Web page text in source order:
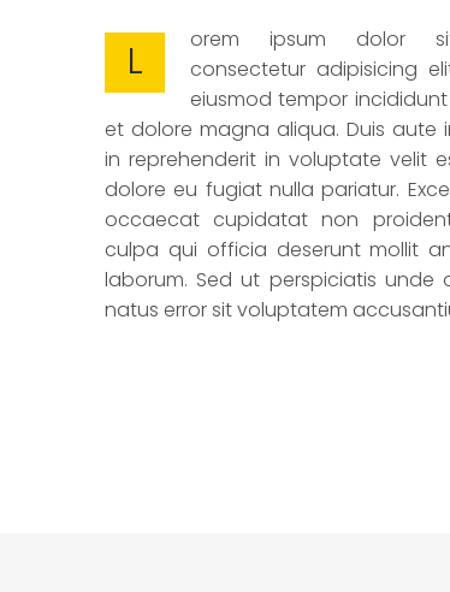
L
orem ipsum dolor
consectetur adipisicing
eiusmod tempor
et dolore magna aliqua. Duis aute
in reprehenderit in voluptate velit
dolore eu fugiat nulla pariatur.
occaecat cupidatat non
culpa qui officia deserunt mollit
laborum. Sed ut perspiciatis unde
natus error sit voluptatem